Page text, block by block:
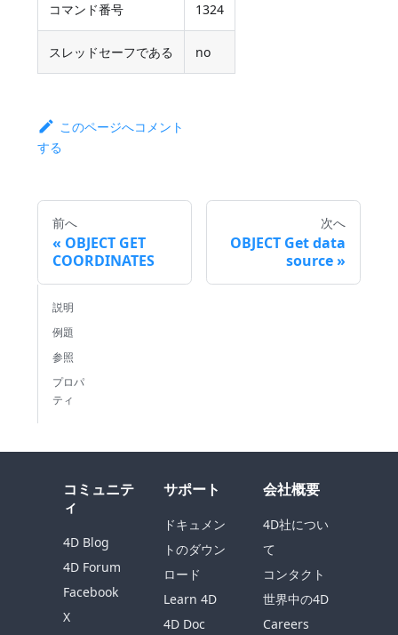
コマンド番号 1324
スレッドセーフである no
このページへコメント
する
前へ
OBJECT GET
COORDINATES
次へ
OBJECT Get data
source
説明
例題
参照
プロパ
ティ
コミュニテ
ィ
4D Blog
4D Forum
Facebook
X
サポート
ドキュメン
トのダウン
ロード
Learn 4D
4D Doc
会社概要
4D社につい
て
コンタクト
世界中の4D
Careers